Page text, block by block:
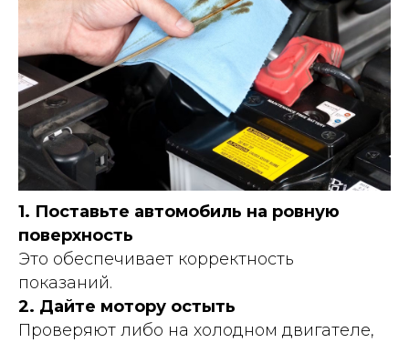
1. Поставьте автомобиль на ровную
поверхность
Это обеспечивает корректность
показаний.
2. Дайте мотору остыть
Проверяют либо на холодном двигателе,